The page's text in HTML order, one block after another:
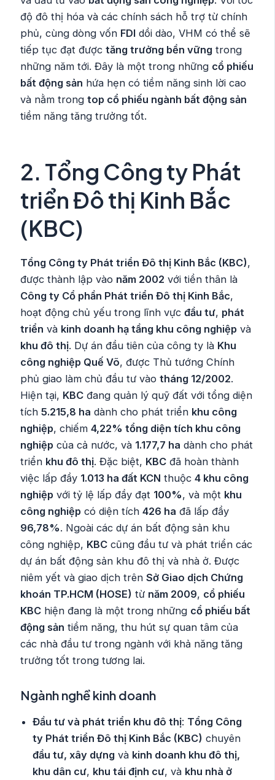
độ đô thị hóa và các chính sách hỗ trợ từ chính
phủ, cùng dòng vốn FDI dồi dào, VHM có thể sẽ
tiếp tục đạt đượctăng trưởng bền vững trong
những năm tới. Đây là một trong những cổ phiếu
bất động sản hứa hẹn có tiềm năng sinh lời cao
và nằm trongtop cổ phiếu ngành bất động sản
tiềm năng tăng trưởng tốt.
2. Tổng Công ty Phát
triển Đô thị Kinh Bắc
(KBC)
Tổng Công ty Phát triển Đô thị Kinh Bắc (KBC),
được thành lập vào năm 2002 với tiền thân là
Công ty Cổ phần Phát triển Đô thị Kinh Bắc,
hoạt động chủ yếu trong lĩnh vựcđầu tư, phát
triển và kinh doanh hạ tầng khu công nghiệp và
khu đô thị. Dự án đầu tiên của công ty là Khu
công nghiệp Quế Võ, được Thủ tướng Chính
phủ giao làm chủ đầu tư vàotháng 12/2002.
Hiện tại, KBC đang quản lý quỹ đất với tổng diện
tích5.215,8 ha dành cho phát triển khu công
nghiệp, chiếm4,22% tổng diện tích khu công
nghiệp của cả nước, và 1.177,7 ha dành cho phát
triển khu đô thị. Đặc biệt, KBC đã hoàn thành
việc lấp đầy 1.013 ha đất KCN thuộc4 khu công
nghiệp với tỷ lệ lấp đầy đạt 100%, và một khu
công nghiệp có diện tích426 ha đã lấp đầy
96,78%. Ngoài các dự án bất động sản khu
công nghiệp, KBC cũng đầu tư và phát triển các
dự án bất động sản khu đô thị và nhà ở. Được
niêm yết và giao dịch trênSở Giao dịch Chứng
khoán TP.HCM (HOSE) từ năm 2009, cổ phiếu
KBC hiện đang là một trong những cổ phiếu bất
động sản tiềm năng, thu hút sự quan tâm của
các nhà đầu tư trong ngành với khả năng tăng
trưởng tốt trong tương lai.
Ngành nghề kinh doanh
Đầu tư và phát triển khu đô thị: Tổng Công
ty Phát triển Đô thị Kinh Bắc (KBC) chuyên
đầu tư, xây dựng và kinh doanh khu đô thị,
khu dân cư, khu tái định cư, và khu nhà ở